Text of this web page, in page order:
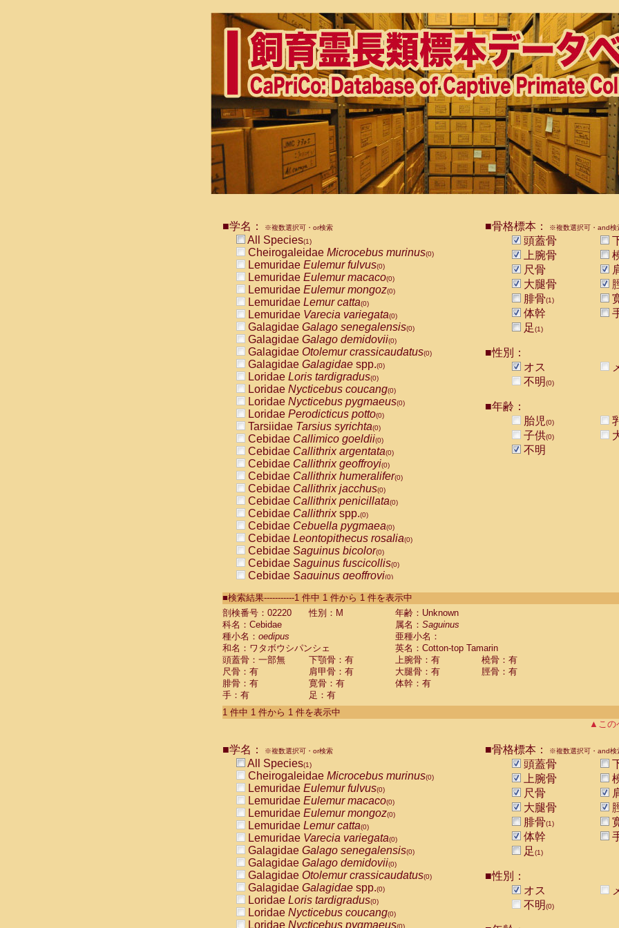
■学名： ※複数選択可・or検索
All Species(1)
Cheirogaleidae Microcebus murinus(0)
Lemuridae Eulemur fulvus(0)
Lemuridae Eulemur macaco(0)
Lemuridae Eulemur mongoz(0)
Lemuridae Lemur catta(0)
Lemuridae Varecia variegata(0)
Galagidae Galago senegalensis(0)
Galagidae Galago demidovii(0)
Galagidae Otolemur crassicaudatus(0)
Galagidae Galagidae spp.(0)
Loridae Loris tardigradus(0)
Loridae Nycticebus coucang(0)
Loridae Nycticebus pygmaeus(0)
Loridae Perodicticus potto(0)
Tarsiidae Tarsius syrichta(0)
Cebidae Callimico goeldii(0)
Cebidae Callithrix argentata(0)
Cebidae Callithrix geoffroyi(0)
Cebidae Callithrix humeralifer(0)
Cebidae Callithrix jacchus(0)
Cebidae Callithrix penicillata(0)
Cebidae Callithrixspp.(0)
Cebidae Cebuella pygmaea(0)
Cebidae Leontopithecus rosalia(0)
Cebidae Saguinus bicolor(0)
Cebidae Saguinus fuscicollis(0)
Cebidae Saguinus geoffroyi(0)
CebidaeSaguinus labiatus(0)
Cebidae Saguinus leucopus (0)
Cebidae
Cebidae
CebidaeSaguinus nigricollis (0)
Cebidae Saguinus oedipus
Cebidae Saguinus weddelli
Cebidae Saguinusspp.
Cebidae Aotus trivirgatus
Cebidae Cebus albifrons
CebidaeCebus nigrivittatus
CebidaeCebus
CebidaeSaimiri boliviensis(0)
CebidaeSaimiri sciureus(0)
AtelidaeAlouatta caraya(0)
AtelidaeAlouatta fusca(0)
AtelidaeAlouatta seniculus
AtelidaeAlouattaspp.(0)
AtelidaeAteles belzebuth(0)
AtelidaeAteles geoffroyi(0)
AtelidaeAteles paniscus(0)
AtelidaeAtelesspp.(0)
Atelidae Lagothrix lagothricha
AtelidaeLagothrix lagothricha cana
PitheciidaeCacajao calvus rubicundus
■骨格標本： ※複数選択可・and検
頭蓋骨
上腕骨
尺骨
大腿骨
腓骨(1)
体幹
足(1)
■性別：
オス
不明(0)
■年齢：
胎児(0)
子供(0)
不明
■検索結果-----------1 件中 1 件から 1 件を表示中
剖検番号：02220
性別：M
年齢：Unknown
科名：Cebidae
属名： Saguinus
種小名： oedipus
亜種小名：
和名：ワタボウシパンシェ
英名：Cotton-top Tamarin
頭蓋骨：一部無
下顎骨：有 上腕骨：有
橈骨：有
尺骨：有
肩甲骨：有 大腿骨：有
脛骨：有
腓骨：有
寛骨：有
体幹：有
手：有
足：有
1 件中 1 件から 1 件を表示中
▲この
■学名： ※複数選択可・or検索
All Species(1)
Cheirogaleidae Microcebus murinus(0)
Lemuridae Eulemur fulvus(0)
Lemuridae Eulemur macaco(0)
Lemuridae Eulemur mongoz(0)
Lemuridae Lemur catta(0)
Lemuridae Varecia variegata(0)
Galagidae Galago senegalensis(0)
Galagidae Galago demidovii(0)
Galagidae Otolemur crassicaudatus(0)
Galagidae Galagidae spp.(0)
Loridae Loris tardigradus(0)
Loridae Nycticebus coucang(0)
Loridae Nycticebus pygmaeus(0)
■骨格標本： ※複数選択可・and検
頭蓋骨
上腕骨
尺骨
大腿骨
腓骨(1)
体幹
足(1)
■性別：
オス
不明(0)